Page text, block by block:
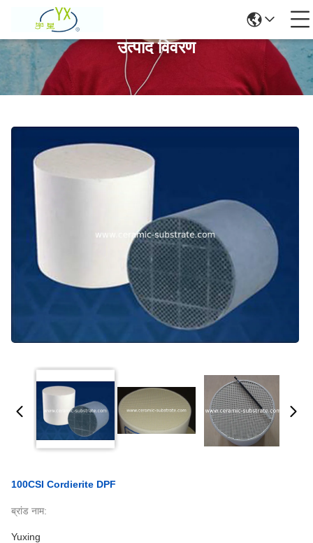
उत्पाद विवरण
100CSI Cordierite DPF
ब्रांड नाम:
Yuxing